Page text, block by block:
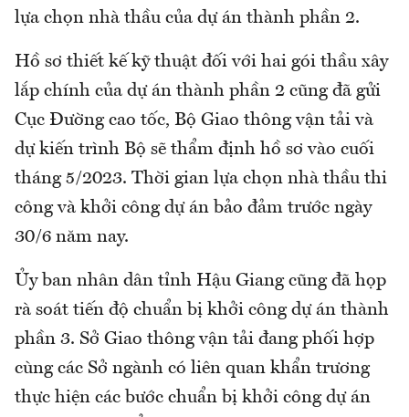
lựa chọn nhà thầu của dự án thành phần 2.
Hồ sơ thiết kế kỹ thuật đối với hai gói thầu xây
lắp chính của dự án thành phần 2 cũng đã gửi
Cục Đường cao tốc, Bộ Giao thông vận tải và
dự kiến trình Bộ sẽ thẩm định hồ sơ vào cuối
tháng 5/2023. Thời gian lựa chọn nhà thầu thi
công và khởi công dự án bảo đảm trước ngày
30/6 năm nay.
Ủy ban nhân dân tỉnh Hậu Giang cũng đã họp
rà soát tiến độ chuẩn bị khởi công dự án thành
phần 3. Sở Giao thông vận tải đang phối hợp
cùng các Sở ngành có liên quan khẩn trương
thực hiện các bước chuẩn bị khởi công dự án